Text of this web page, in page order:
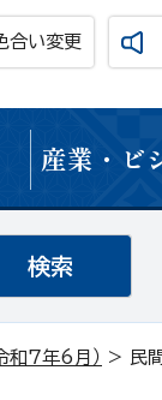
合い変更
産業・ビ
和7年6月） > 民